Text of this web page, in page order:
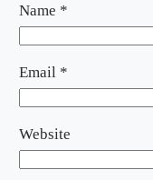
Name *
Email *
Website